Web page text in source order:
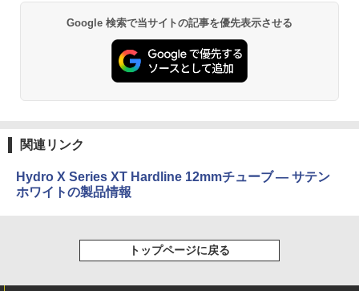
Google 検索で当サイトの記事を優先表示させる
関連リンク
Hydro X Series XT Hardline 12mmチューブ — サテン
ホワイトの製品情報
トップページに戻る